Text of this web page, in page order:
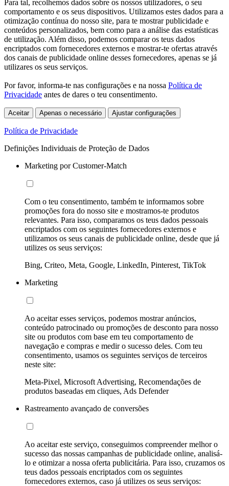
Para tal, recolhemos dados sobre os nossos utilizadores, o seu
comportamento e os seus dispositivos. Utilizamos estes dados para a
otimização contínua do nosso site, para te mostrar publicidade e
conteúdos personalizados, bem como para a análise das estatísticas
de utilização. Além disso, podemos comparar os teus dados
encriptados com fornecedores externos e mostrar-te ofertas através
dos canais de publicidade online desses fornecedores, apenas se já
utilizares os seus serviços.
Por favor, informa-te nas configurações e na nossa Política de
Privacidade antes de dares o teu consentimento.
Aceitar Apenas o necessário Ajustar configurações
Política de Privacidade
Definições Individuais de Proteção de Dados
Marketing por Customer-Match
Com o teu consentimento, também te informamos sobre
promoções fora do nosso site e mostramos-te produtos
relevantes. Para isso, comparamos os teus dados pessoais
encriptados com os seguintes fornecedores externos e
utilizamos os seus canais de publicidade online, desde que já
utilizes os seus serviços:
Bing, Criteo, Meta, Google, LinkedIn, Pinterest, TikTok
Marketing
Ao aceitar esses serviços, podemos mostrar anúncios,
conteúdo patrocinado ou promoções de desconto para nosso
site ou produtos com base em teu comportamento de
navegação e compras e medir o sucesso deles. Com teu
consentimento, usamos os seguintes serviços de terceiros
neste site:
Meta-Pixel, Microsoft Advertising, Recomendações de
produtos baseadas em cliques, Ads Defender
Rastreamento avançado de conversões
Ao aceitar este serviço, conseguimos compreender melhor o
sucesso das nossas campanhas de publicidade online, analisá-
lo e otimizar a nossa oferta publicitária. Para isso, cruzamos os
teus dados pessoais encriptados com os seguintes
fornecedores externos, caso já utilizes os seus serviços: